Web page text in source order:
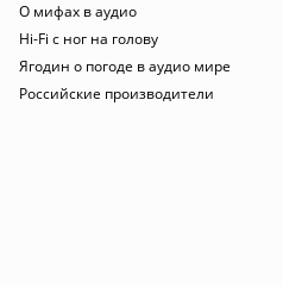
О мифах в аудио
Hi-Fi с ног на голову
Ягодин о погоде в аудио мире
Российские производители